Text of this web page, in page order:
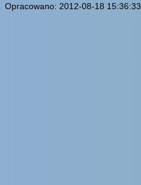
Opracowano: 2012-08-18 15:36:33